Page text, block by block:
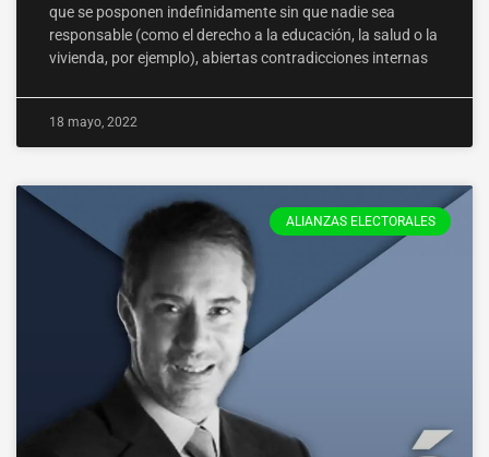
que se posponen indefinidamente sin que nadie sea
responsable (como el derecho a la educación, la salud o la
vivienda, por ejemplo), abiertas contradicciones internas
18 mayo, 2022
ALIANZAS ELECTORALES